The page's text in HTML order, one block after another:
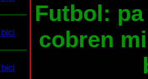
Futbol:
cobren